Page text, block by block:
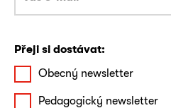
Přeji si dostávat:
Obecný newsletter
Pedagogický newsletter